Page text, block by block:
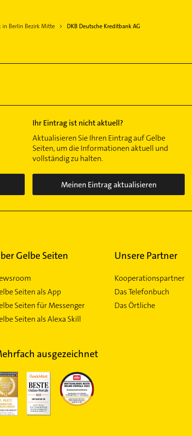
in Berlin Bezirk Mitte
DKB Deutsche Kreditbank AG
Ihr Eintrag ist nicht aktuell?
Aktualisieren Sie Ihren Eintrag auf Gelbe
Seiten, um die Informationen aktuell und
vollständig zu halten.
Meinen Eintrag aktualisieren
Gelbe Seiten
Seiten als App
Seiten für Messenger
Seiten als Alexa Skill
Unsere Partner
Kooperationspartner
Das Telefonbuch
Das Örtliche
ausgezeichnet